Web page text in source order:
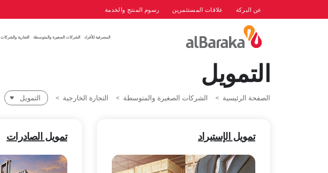
عن البركة علاقات المستثمرين رسوم المنتج والخدمة
التجارية والشركات الشركات الصغيرة والمتوسطة المصرفية للأفراد
التمويل
الصفحة الرئيسية الشركات الصغيرة والمتوسطة التجارة الخارجية التمويل
تمويل الإستيراد تمويل الصادرات